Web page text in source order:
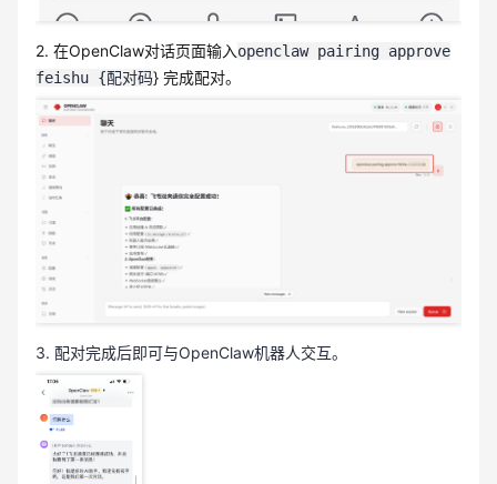
2. 在OpenClaw对话页面输入openclaw pairing approve
feishu {配对码} 完成配对。
3. 配对完成后即可与OpenClaw机器人交互。